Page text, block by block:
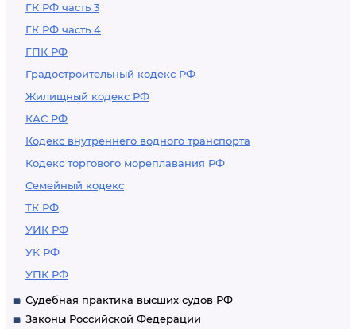
ГК РФ часть 3
ГК РФ часть 4
ГПК РФ
Градостроительный кодекс РФ
Жилищный кодекс РФ
КАС РФ
Кодекс внутреннего водного транспорта
Кодекс торгового мореплавания РФ
Семейный кодекс
ТК РФ
УИК РФ
УК РФ
УПК РФ
Судебная практика высших судов РФ
Законы Российской Федерации